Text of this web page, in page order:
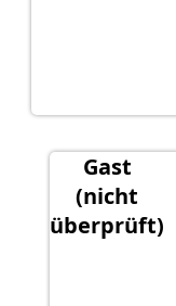
Gast
(nicht
überprüft)